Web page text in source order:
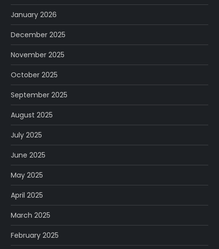
January 2026
December 2025
November 2025
October 2025
September 2025
August 2025
July 2025
June 2025
May 2025
April 2025
March 2025
February 2025